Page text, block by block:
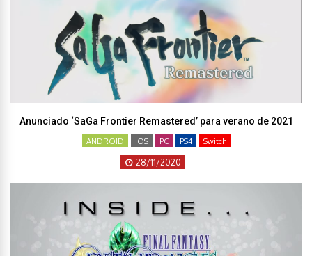
Anunciado ‘SaGa Frontier Remastered’ para verano de 2021
ANDROID IOS PC PS4 Switch
28/11/2020